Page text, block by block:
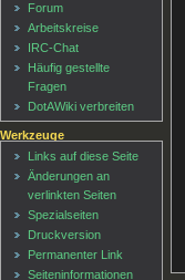
Forum
Arbeitskreise
IRC-Chat
Häufig gestellte
Fragen
DotAWiki verbreiten
Werkzeuge
Links auf diese Seite
Änderungen an
verlinkten Seiten
Spezialseiten
Druckversion
Permanenter Link
Seiten­informationen